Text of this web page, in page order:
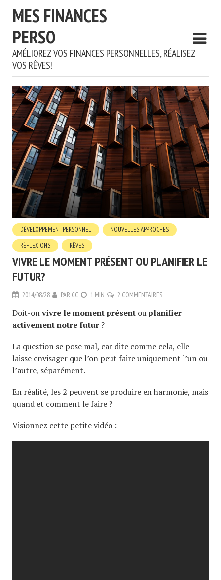
MES FINANCES
PERSO
AMÉLIOREZ VOS FINANCES PERSONNELLES, RÉALISEZ
VOS RÊVES!
DÉVELOPPEMENT PERSONNEL
NOUVELLES APPROCHES
RÉFLEXIONS
RÊVES
VIVRE LE MOMENT PRÉSENT OU PLANIFIER LE
FUTUR?
2014/08/28 PAR CC 1 MIN 2 COMMENTAIRES
Doit-onvivre le moment présent ouplanifier
activement notre futur ?
La question se pose mal, car dite comme cela, elle
laisse envisager que l’on peut faire uniquement l’un ou
l’autre, séparément.
En réalité, les 2 peuvent se produire en harmonie, mais
quand et comment le faire ?
Visionnez cette petite vidéo :